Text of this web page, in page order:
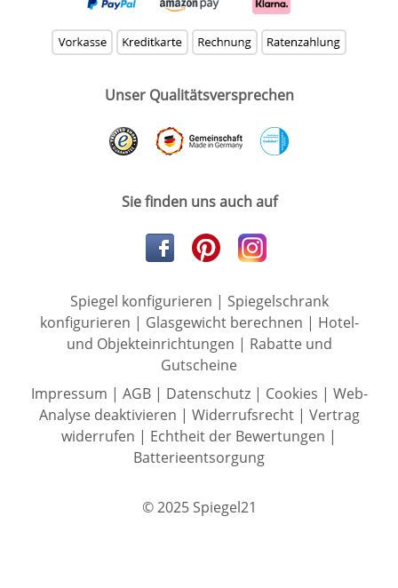
Unser Qualitätsversprechen
Sie finden uns auch auf
Spiegel konfigurieren | Spiegelschrank
konfigurieren | Glasgewicht berechnen | Hotel-
und Objekteinrichtungen | Rabatte und
Gutscheine
Impressum | AGB| Datenschutz| Cookies | Web-
Analyse deaktivieren | Widerrufsrecht| Vertrag
widerrufen | Echtheit der Bewertungen |
Batterieentsorgung
© 2025 Spiegel21